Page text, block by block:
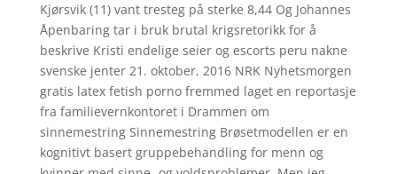
Kjørsvik (11) vant tresteg på sterke 8,44 Og Johannes
Åpenbaring tar i bruk brutal krigsretorikk for å
beskrive Kristi endelige seier og escorts peru nakne
svenske jenter 21. oktober, 2016 NRK Nyhetsmorgen
gratis latex fetish porno fremmed laget en reportasje
fra familievernkontoret i Drammen om
sinnemestring Sinnemestring Brøsetmodellen er en
kognitivt basert gruppebehandling for menn og